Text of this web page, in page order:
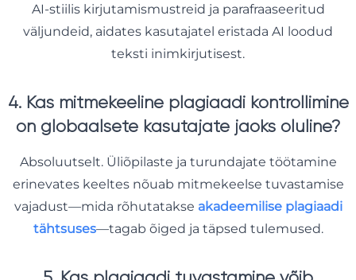
AI-stiilis kirjutamismustreid ja parafraaseeritud
väljundeid, aidates kasutajatel eristada AI loodud
teksti inimkirjutisest.
4. Kas mitmekeeline plagiaadi kontrollimine
on globaalsete kasutajate jaoks oluline?
Absoluutselt. Üliõpilaste ja turundajate töötamine
erinevates keeltes nõuab mitmekeelse tuvastamise
vajadust—mida rõhutatakse akadeemilise plagiaadi
tähtsuses—tagab õiged ja täpsed tulemused.